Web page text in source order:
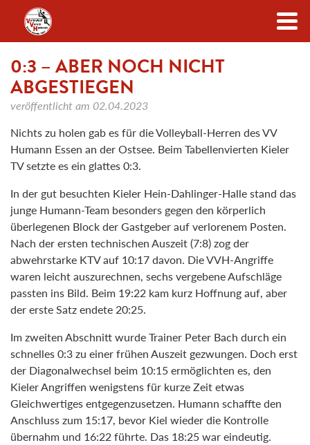
Zum Inhalt
0:3 – ABER NOCH NICHT
ABGESTIEGEN
veröffentlicht am 02.04.2023
Nichts zu holen gab es für die Volleyball-Herren des VV
Humann Essen an der Ostsee. Beim Tabellenvierten Kieler
TV setzte es ein glattes 0:3.
In der gut besuchten Kieler Hein-Dahlinger-Halle stand das
junge Humann-Team besonders gegen den körperlich
überlegenen Block der Gastgeber auf verlorenem Posten.
Nach der ersten technischen Auszeit (7:8) zog der
abwehrstarke KTV auf 10:17 davon. Die VVH-Angriffe
waren leicht auszurechnen, sechs vergebene Aufschläge
passten ins Bild. Beim 19:22 kam kurz Hoffnung auf, aber
der erste Satz endete 20:25.
Im zweiten Abschnitt wurde Trainer Peter Bach durch ein
schnelles 0:3 zu einer frühen Auszeit gezwungen. Doch erst
der Diagonalwechsel beim 10:15 ermöglichten es, den
Kieler Angriffen wenigstens für kurze Zeit etwas
Gleichwertiges entgegenzusetzen. Humann schaffte den
Anschluss zum 15:17, bevor Kiel wieder die Kontrolle
übernahm und 16:22 führte. Das 18:25 war eindeutig.